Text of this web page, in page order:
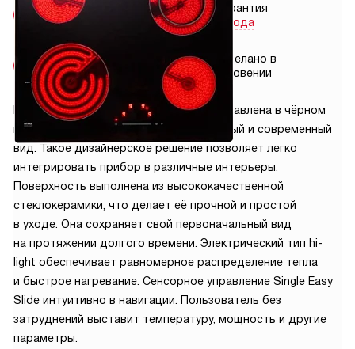
Бесплатная
доставка
Бесплатная
установка
Гарантия
2 года
Сделано в
Словении
Варочная панель Asko HCL614G представлена в чёрном
цвете. Это решение придает ей стильный и современный
вид. Такое дизайнерское решение позволяет легко
интегрировать прибор в различные интерьеры.
Поверхность выполнена из высококачественной
стеклокерамики, что делает её прочной и простой
в уходе. Она сохраняет свой первоначальный вид
на протяжении долгого времени. Электрический тип hi-
light обеспечивает равномерное распределение тепла
и быстрое нагревание. Сенсорное управление Single Easy
Slide интуитивно в навигации. Пользователь без
затруднений выставит температуру, мощность и другие
параметры.